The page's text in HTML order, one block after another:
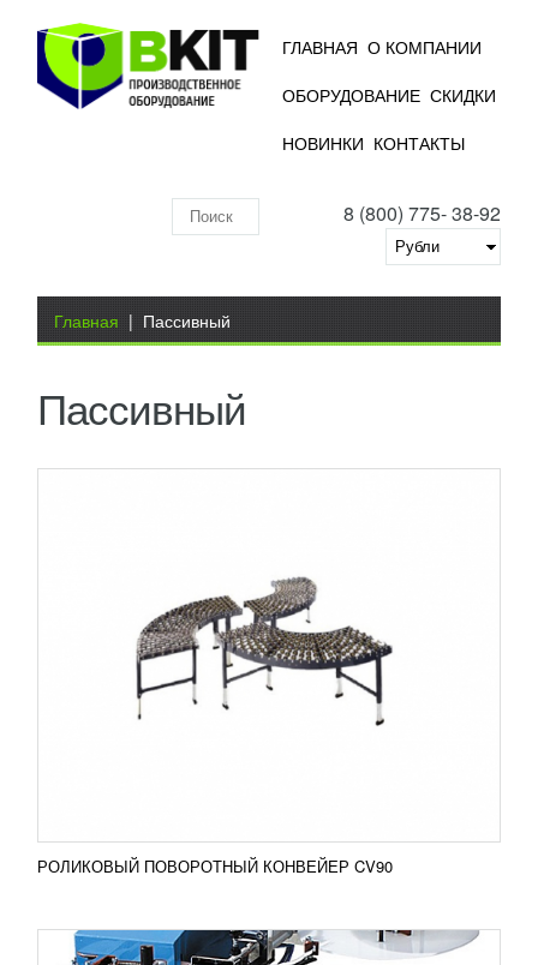
ГЛАВНАЯ О КОМПАНИИ
ОБОРУДОВАНИЕ СКИДКИ
НОВИНКИ КОНТАКТЫ
8 (800) 775- 38-92
складу
Вы здесь
Главная | Пассивный
Пассивный
РОЛИКОВЫЙ ПОВОРОТНЫЙ КОНВЕЙЕР
УЗНАТЬ ЦЕНУ
Данное оборудование предназначено для
гравитационного (неприводного) перемещения
грузов с поворотом на 90 градусов по ходу
ПОДРОБНЕЕ
Добавить в сравнение
РОЛИКОВЫЙ ПОВОРОТНЫЙ КОНВЕЙЕР CV90
КЛИПСАТОРЫ ПАКЕТОВ СЕРИИ CRV KLPS
152 664RUB
Клипсатор пакетов серии CRV KLPS
Клипсатор CRV KLPS 42 используется для
закрытия пакетов с помощью маталло-